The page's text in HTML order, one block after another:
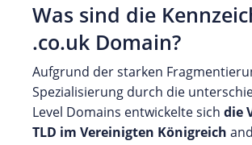
Was sind die
.co.uk Domain?
Aufgrund der starken
Spezialisierung durch die
Level Domains entwickelte sich die
TLD im Vereinigten Königreich